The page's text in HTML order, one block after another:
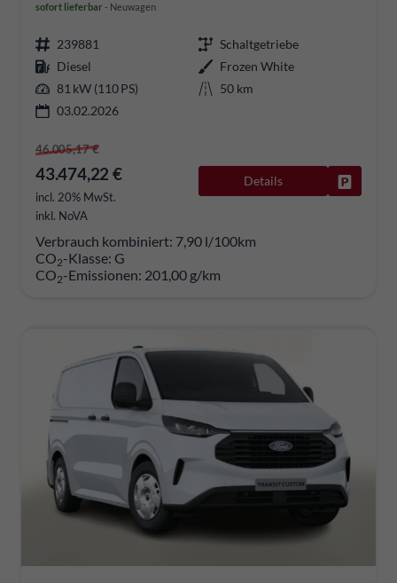
sofort lieferbar Neuwagen
239881
Schaltgetriebe
Diesel
Frozen White
81 kW (110 PS)
50 km
03.02.2026
46.005,17 €
43.474,22 €
incl. 20% MwSt.
inkl. NoVA
Details
Verbrauch kombiniert: 7,90 l/100km
CO2-Klasse: G
CO2-Emissionen: 201,00 g/km